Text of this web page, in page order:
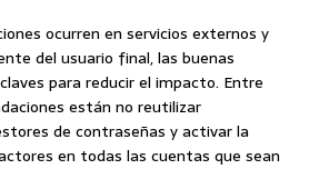
ocurren en servicios externos y
del usuario final, las buenas
para reducir el impacto. Entre
están no reutilizar
de contraseñas y activar la
en todas las cuentas que sean